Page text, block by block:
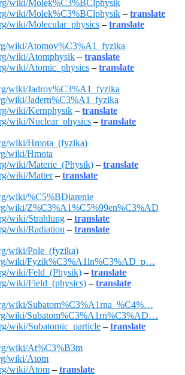
wiki/Molek%C3%BClphysik
wiki/Molek%C3%BClphysik – translate
wiki/Molecular_physics – translate
wiki/Atomov%C3%A1_fyzika
wiki/Atomphysik – translate
wiki/Atomic_physics – translate
wiki/Jadrov%C3%A1_fyzika
wiki/Jadern%C3%A1_fyzika
wiki/Kernphysik – translate
wiki/Nuclear_physics – translate
wiki/Hmota_(fyzika)
wiki/Hmota
wiki/Materie_(Physik) – translate
wiki/Matter– translate
wiki/%C5%BDiarenie
wiki/Z%C3%A1%C5%99en%C3%AD
wiki/Strahlung – translate
wiki/Radiation – translate
wiki/Pole_(fyzika)
wiki/Fyzik%C3%A1ln%C3%AD_p…
wiki/Feld_(Physik) – translate
wiki/Field_(physics) – translate
wiki/Subatom%C3%A1rna_%C4%…
wiki/Subatom%C3%A1rn%C3%AD…
wiki/Subatomic_particle – translate
wiki/At%C3%B3m
wiki/Atom
wiki/Atom – translate